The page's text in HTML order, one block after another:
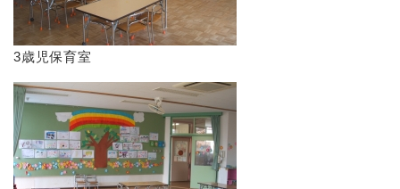
3歳児保育室